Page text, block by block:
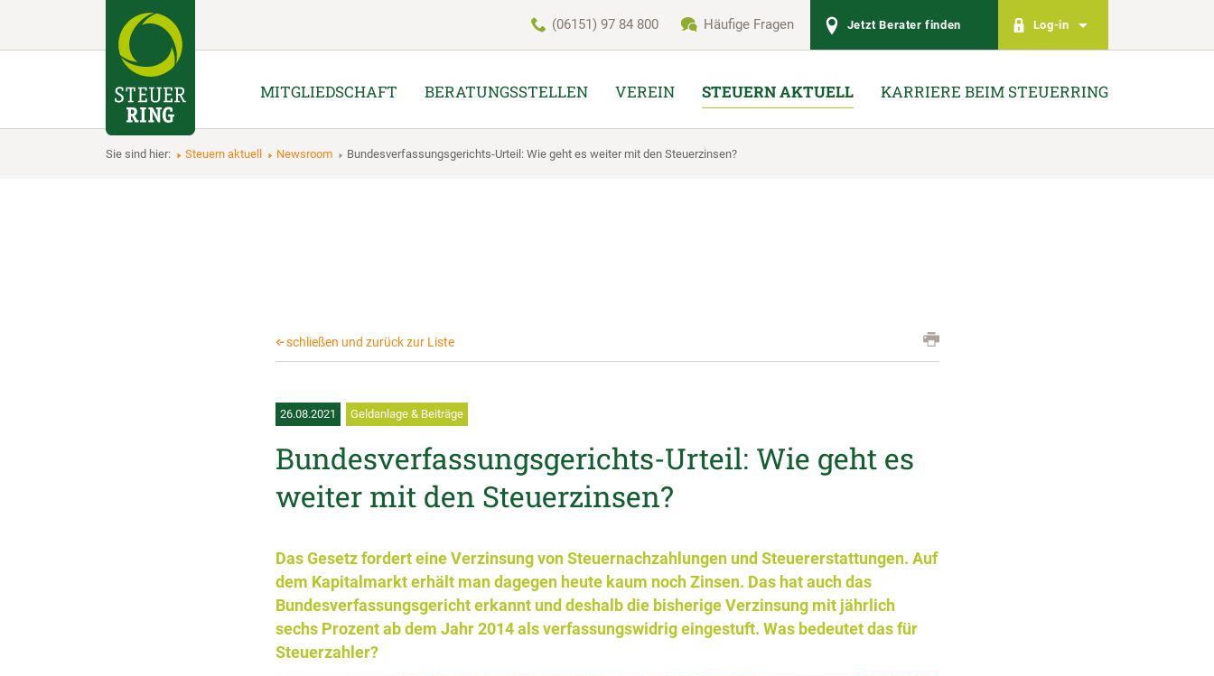
(06151) 97 84 800 Häufige Fragen Jetzt Berater finden Log-in
MITGLIEDSCHAFT BERATUNGSSTELLEN VEREIN STEUERN AKTUELL KARRIERE BEIM STEUERRING
Sie sind hier: Steuern aktuell Newsroom Bundesverfassungsgerichts-Urteil: Wie geht es weiter mit den Steuerzinsen?
schließen und zurück zur Liste
26.08.2021 Geldanlage & Beiträge
Bundesverfassungsgerichts-Urteil: Wie geht es
weiter mit den Steuerzinsen?
Das Gesetz fordert eine Verzinsung von Steuernachzahlungen und Steuererstattungen. Auf
dem Kapitalmarkt erhält man dagegen heute kaum noch Zinsen. Das hat auch das
Bundesverfassungsgericht erkannt und deshalb die bisherige Verzinsung mit jährlich
sechs Prozent ab dem Jahr 2014 als verfassungswidrig eingestuft. Was bedeutet das für
Steuerzahler?